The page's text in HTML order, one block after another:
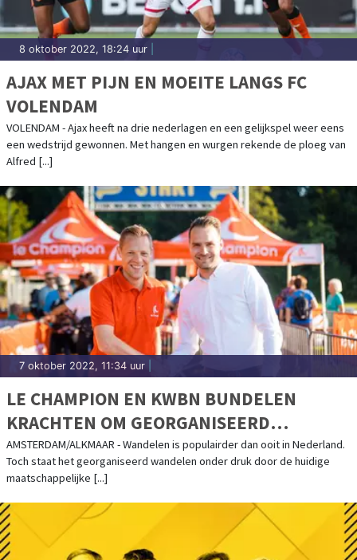
8 oktober 2022, 18:24 uur
AJAX MET PIJN EN MOEITE LANGS FC
VOLENDAM
VOLENDAM - Ajax heeft na drie nederlagen en een gelijkspel weer eens
een wedstrijd gewonnen. Met hangen en wurgen rekende de ploeg van
Alfred [...]
7 oktober 2022, 11:34 uur
LE CHAMPION EN KWBN BUNDELEN
KRACHTEN OM GEORGANISEERD
WANDELEN TOEKOMSTBESTENDIG TE
HOUDEN
AMSTERDAM/ALKMAAR - Wandelen is populairder dan ooit in Nederland.
Toch staat het georganiseerd wandelen onder druk door de huidige
maatschappelijke [...]